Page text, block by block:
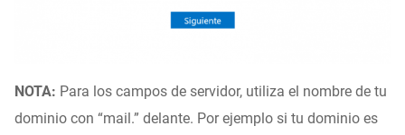
NOTA: Para los campos de servidor, utiliza el nombre de tu
dominio con “mail.” delante. Por ejemplo si tu dominio es